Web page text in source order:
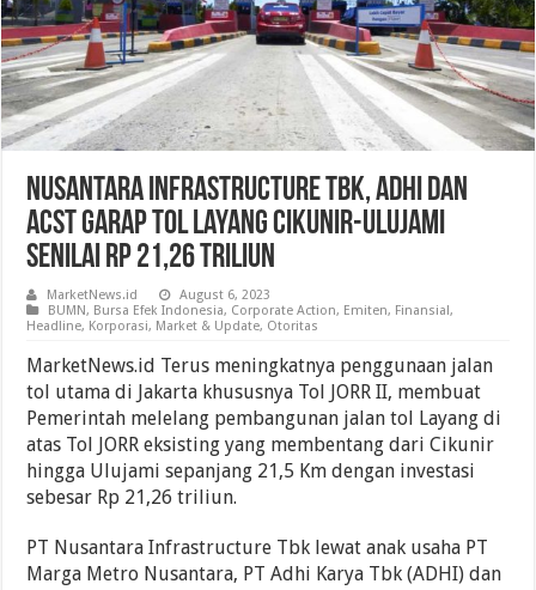
Nusantara Infrastructure Tbk, Adhi Dan
ACST Garap Tol Layang Cikunir-Ulujami
Senilai Rp 21,26 Triliun
MarketNews.id
August 6, 2023
BUMN, Bursa Efek Indonesia, Corporate Action, Emiten, Finansial,
Headline, Korporasi, Market & Update, Otoritas
MarketNews.id Terus meningkatnya penggunaan jalan
tol utama di Jakarta khususnya Tol JORR II, membuat
Pemerintah melelang pembangunan jalan tol Layang di
atas Tol JORR eksisting yang membentang dari Cikunir
hingga Ulujami sepanjang 21,5 Km dengan investasi
sebesar Rp 21,26 triliun.
PT Nusantara Infrastructure Tbk lewat anak usaha PT
Marga Metro Nusantara, PT Adhi Karya Tbk (ADHI) dan